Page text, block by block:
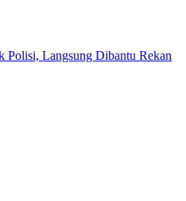
Langsung Dibantu Rekan